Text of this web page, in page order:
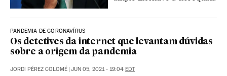
PANDEMIA DE CORONAVÍRUS
Os detetives da internet que levantam dúvidas
sobre a origem da pandemia
JORDI PÉREZ COLOMÉ | JUN 05, 2021 - 19:04 EDT